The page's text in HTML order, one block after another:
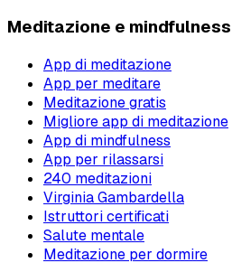
Meditazione e mindfulness
App di meditazione
App per meditare
Meditazione gratis
Migliore app di meditazione
App di mindfulness
App per rilassarsi
240 meditazioni
Virginia Gambardella
Istruttori certificati
Salute mentale
Meditazione per dormire